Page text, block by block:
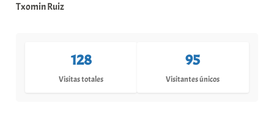
Txomin Ruiz
128
Visitas totales
95
Visitantes únicos